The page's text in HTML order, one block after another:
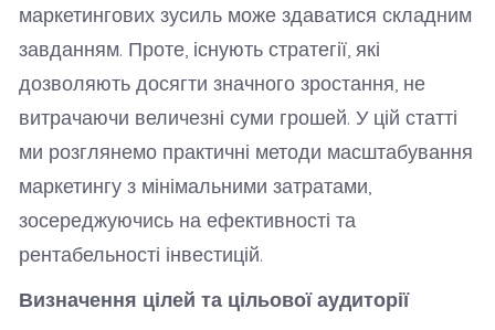
маркетингових зусиль може здаватися складним
завданням. Проте, існують стратегії, які
дозволяють досягти значного зростання, не
витрачаючи величезні суми грошей. У цій статті
ми розглянемо практичні методи масштабування
маркетингу з мінімальними затратами,
зосереджуючись на ефективності та
рентабельності інвестицій.
Визначення цілей та цільової аудиторії